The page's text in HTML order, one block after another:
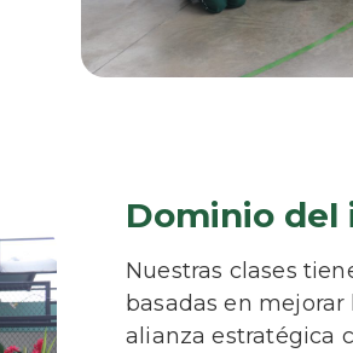
Dominio del
Nuestras clases
basadas en
alianza estratégica